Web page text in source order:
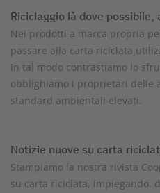
Riciclaggio là dove possibile,
Nei prodotti a marca propria
passare alla carta riciclata
In tal modo contrastiamo lo
obblighiamo i proprietari delle
standard ambientali elevati.
Notizie nuove su carta
Stampiamo la nostra rivista
su carta riciclata, impiegando,